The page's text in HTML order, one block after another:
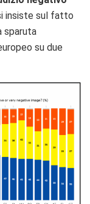
insiste sul fatto
sparuta
su due